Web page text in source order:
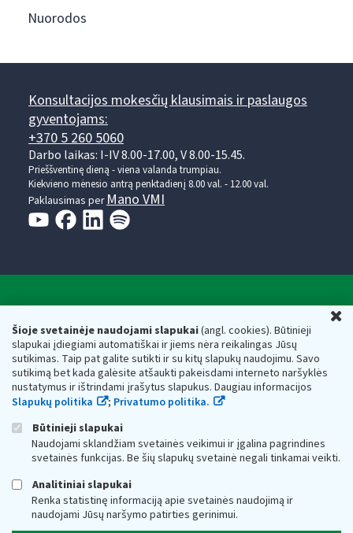
Šioje svetainėje naudojami slapukai(angl. cookies). Būtinieji
slapukai įdiegiami automatiškai ir jiems nėra reikalingas Jūsų
sutikimas. Taip pat galite sutikti ir su kitų slapukų naudojimu. Savo
sutikimą bet kada galėsite atšaukti pakeisdami interneto naršyklės
nustatymus ir ištrindami įrašytus slapukus. Daugiau informacijos
Slapukų politika
; Privatumo politika.
Būtinieji slapukai
Naudojami sklandžiam svetainės veikimui ir įgalina pagrindines
svetainės funkcijas. Be šių slapukų svetainė negali tinkamai veikti.
Analitiniai slapukai
Renka statistinę informaciją apie svetainės naudojimą ir
naudojami Jūsų naršymo patirties gerinimui.
Nuorodos
Konsultacijos mokesčių klausimais ir paslaugos
gyventojams:
+370 5 260 5060
Darbo laikas: I-IV 8.00-17.00, V 8.00-15.45.
Prieššventinę dieną - viena valanda trumpiau.
Kiekvieno mėnesio antrą penktadienį 8.00 val. - 12.00 val.
Paklausimas per Mano VMI
Respublikos finansų ministerijos
Biudžetinė įstaiga. Juridinio asmens kodas — 188659752,
adresas: Vasario 16-osios g. 14, 01107 Vilnius, Lietuva, el.paštas:
vmi@vmi.lt, E. pristatymo dėžutės adresas 188659752
Duomenys apie Valstybinę mokesčių inspekciją prie Lietuvos
Respublikos finansų ministerijos kaupiami ir saugomi Juridinių